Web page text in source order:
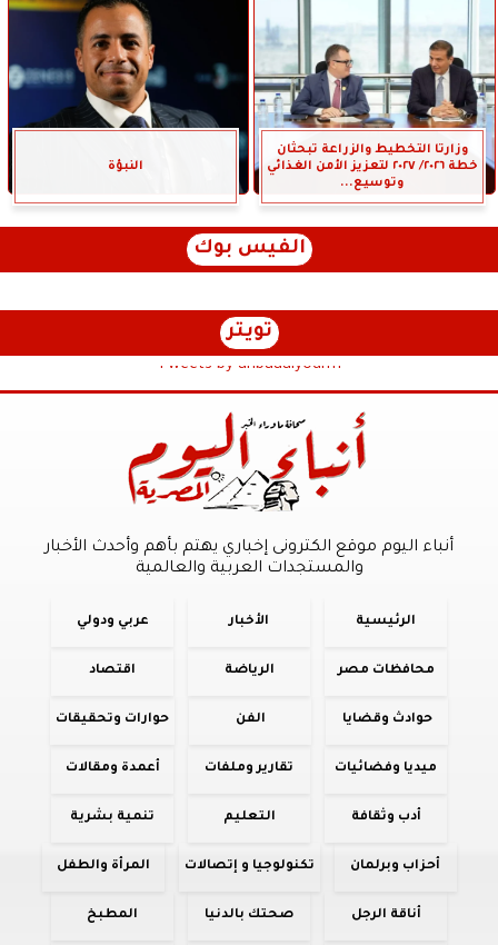
وزارتا التخطيط والزراعة تبحثان
خطة ٢٠٢٦/ ٢٠٢٧ لتعزيز الأمن الغذائي
وتوسيع...
النبؤة
الفيس بوك
تويتر
Tweets by anbaaalyoum1
أنباء اليوم موقع الكترونى إخباري يهتم بأهم وأحدث الأخبار
والمستجدات العربية والعالمية
الرئيسية الأخبار عربي ودولي
محافظات مصر الرياضة اقتصاد
حوادث وقضايا الفن حوارات وتحقيقات
ميديا وفضائيات تقارير وملفات أعمدة ومقالات
أدب وثقافة التعليم تنمية بشرية
أحزاب وبرلمان تكنولوجيا و إتصالات المرأة والطفل
أناقة الرجل صحتك بالدنيا المطبخ